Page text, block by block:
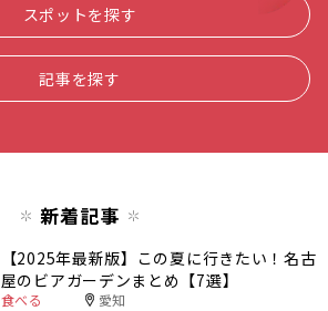
スポットを探す
記事を探す
新着記事
【2025年最新版】この夏に行きたい！名古
屋のビアガーデンまとめ【7選】
食べる 愛知